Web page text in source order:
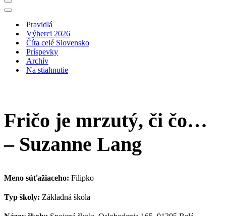
Menu
navigácie
Menu
navigáciePravidlá
Výherci 2026
Číta celé Slovensko
Príspevky
Archív
Na stiahnutie
Fričo je mrzutý, či čo…
– Suzanne Lang
Meno súťažiaceho: Filipko
Typ školy: Základná škola